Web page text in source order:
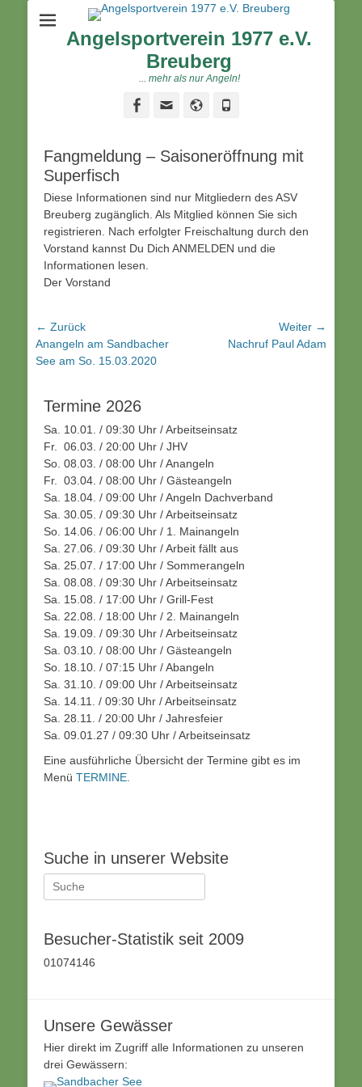
Angelsportverein 1977 e.V.
Breuberg
... mehr als nur Angeln!
Facebook
Email Website
Fangmeldung – Saisoneröffnung mit
Superfisch
Diese Informationen sind nur Mitgliedern des ASV
Breuberg zugänglich. Als Mitglied können Sie sich
registrieren. Nach erfolgter Freischaltung durch den
Vorstand kannst Du Dich ANMELDEN und die
Informationen lesen.
Der Vorstand
Beitragsnavigation
← Zurück
Vorhergehender
Beitrag:
Anangeln am Sandbacher
See am So. 15.03.2020
Weiter →
Nachruf Paul Adam
Termine 2026
Sa. 10.01. / 09:30 Uhr / Arbeitseinsatz
Fr. 06.03. / 20:00 Uhr / JHV
So. 08.03. / 08:00 Uhr / Anangeln
Fr. 03.04. / 08:00 Uhr / Gästeangeln
Sa. 18.04. / 09:00 Uhr / Angeln Dachverband
Sa. 30.05. / 09:30 Uhr / Arbeitseinsatz
So. 14.06. / 06:00 Uhr / 1. Mainangeln
Sa. 27.06. / 09:30 Uhr / Arbeit fällt aus
Sa. 25.07. / 17:00 Uhr / Sommerangeln
Sa. 08.08. / 09:30 Uhr / Arbeitseinsatz
Sa. 15.08. / 17:00 Uhr / Grill-Fest
Sa. 22.08. / 18:00 Uhr / 2. Mainangeln
Sa. 19.09. / 09:30 Uhr / Arbeitseinsatz
Sa. 03.10. / 08:00 Uhr / Gästeangeln
So. 18.10. / 07:15 Uhr / Abangeln
Sa. 31.10. / 09:00 Uhr / Arbeitseinsatz
Sa. 14.11. / 09:30 Uhr / Arbeitseinsatz
Sa. 28.11. / 20:00 Uhr / Jahresfeier
Sa. 09.01.27 / 09:30 Uhr / Arbeitseinsatz
Eine ausführliche Übersicht der Termine gibt es im
Menü TERMINE
Suche in unserer Website
Suche
nach:
Besucher-Statistik seit 2009
01074146
Unsere Gewässer
Hier direkt im Zugriff alle Informationen zu unseren
drei Gewässern: